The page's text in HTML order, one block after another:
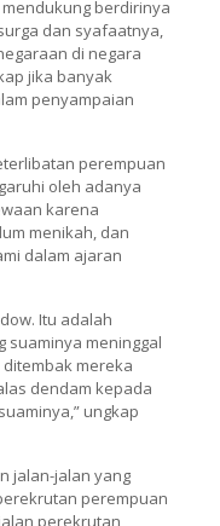
berdirinya
dan syafaatnya,
di negara
jika banyak
penyampaian
perempuan
oleh adanya
karena
menikah, dan
dalam ajaran
Itu adalah
suaminya meninggal
mereka
dendam kepada
ungkap
jalan-jalan yang
perempuan
perekrutan